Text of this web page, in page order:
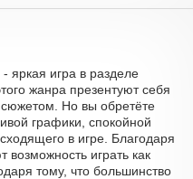
яркая игра в разделе
жанра презентуют себя
Но вы обретёте
графики, спокойной
в игре. Благодаря
возможность играть как
тому, что большинство